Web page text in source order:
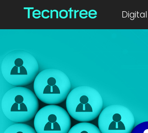
Digital